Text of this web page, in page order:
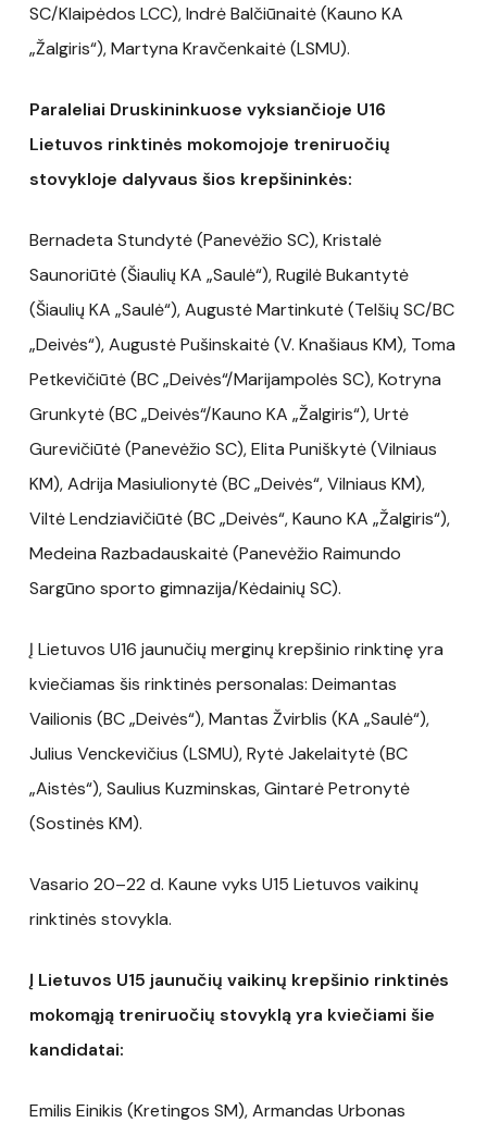
SC/Klaipėdos LCC), Indrė Balčiūnaitė (Kauno KA
„Žalgiris“), Martyna Kravčenkaitė (LSMU).
Paraleliai Druskininkuose vyksiančioje U16
Lietuvos rinktinės mokomojoje treniruočių
stovykloje dalyvaus šios krepšininkės:
Bernadeta Stundytė (Panevėžio SC), Kristalė
Saunoriūtė (Šiaulių KA „Saulė“), Rugilė Bukantytė
(Šiaulių KA „Saulė“), Augustė Martinkutė (Telšių SC/BC
„Deivės“), Augustė Pušinskaitė (V. Knašiaus KM), Toma
Petkevičiūtė (BC „Deivės“/Marijampolės SC), Kotryna
Grunkytė (BC „Deivės“/Kauno KA „Žalgiris“), Urtė
Gurevičiūtė (Panevėžio SC), Elita Puniškytė (Vilniaus
KM), Adrija Masiulionytė (BC „Deivės“, Vilniaus KM),
Viltė Lendziavičiūtė (BC „Deivės“, Kauno KA „Žalgiris“),
Medeina Razbadauskaitė (Panevėžio Raimundo
Sargūno sporto gimnazija/Kėdainių SC).
Į Lietuvos U16 jaunučių merginų krepšinio rinktinę yra
kviečiamas šis rinktinės personalas: Deimantas
Vailionis (BC „Deivės“), Mantas Žvirblis (KA „Saulė“),
Julius Venckevičius (LSMU), Rytė Jakelaitytė (BC
„Aistės“), Saulius Kuzminskas, Gintarė Petronytė
(Sostinės KM).
Vasario 20–22 d. Kaune vyks U15 Lietuvos vaikinų
rinktinės stovykla.
Į Lietuvos U15 jaunučių vaikinų krepšinio rinktinės
mokomąją treniruočių stovyklą yra kviečiami šie
kandidatai:
Emilis Einikis (Kretingos SM), Armandas Urbonas